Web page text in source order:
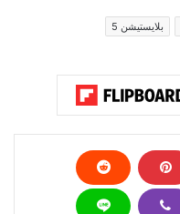
بلايستيشن 5